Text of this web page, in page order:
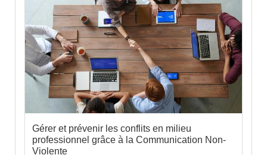
Gérer et prévenir les conflits en milieu
professionnel grâce à la Communication Non-
Violente